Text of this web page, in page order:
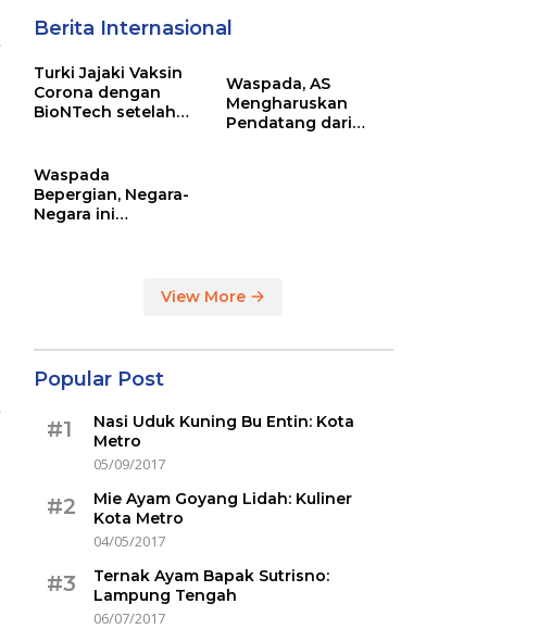
Berita Internasional
Turki Jajaki Vaksin
Corona dengan
BioNTech setelah
Waspada, AS
Mengharuskan
Pendatang dari
Waspada
Bepergian, Negara-
Negara ini
View More
Popular Post
#1
Nasi Uduk Kuning Bu Entin: Kota
Metro
05/09/2017
#2
Mie Ayam Goyang Lidah: Kuliner
Kota Metro
04/05/2017
#3
Ternak Ayam Bapak Sutrisno:
Lampung Tengah
06/07/2017